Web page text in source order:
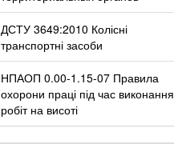
ДСТУ 3649:2010 Колісні
транспортні засоби
НПАОП 0.00-1.15-07 Правила
охорони праці під час виконання
робіт на висоті